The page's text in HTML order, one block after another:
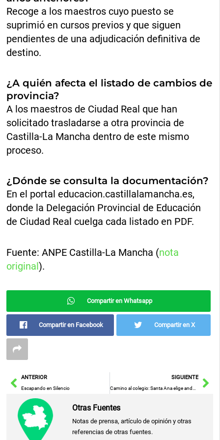
Recoge a los maestros cuyo puesto se
suprimió en cursos previos y que siguen
pendientes de una adjudicación definitiva de
destino.
¿A quién afecta el listado de cambios de
provincia?
A los maestros de Ciudad Real que han
solicitado trasladarse a otra provincia de
Castilla-La Mancha dentro de este mismo
proceso.
¿Dónde se consulta la documentación?
En el portal educacion.castillalamancha.es,
donde la Delegación Provincial de Educación
de Ciudad Real cuelga cada listado en PDF.
Fuente: ANPE Castilla-La Mancha (nota
original).
Compartir en Whatsapp
Compartir en Facebook Compartir en X
AntANTERIOR
Escapando en Silencio
SIGUIENTE
Camino al colegio: Santa Ana elige andar o ir en bicicleta con apoyo de la Diputación
Otras Fuentes
Notas de prensa, artículo de opinión y otras
referencias de otras fuentes.